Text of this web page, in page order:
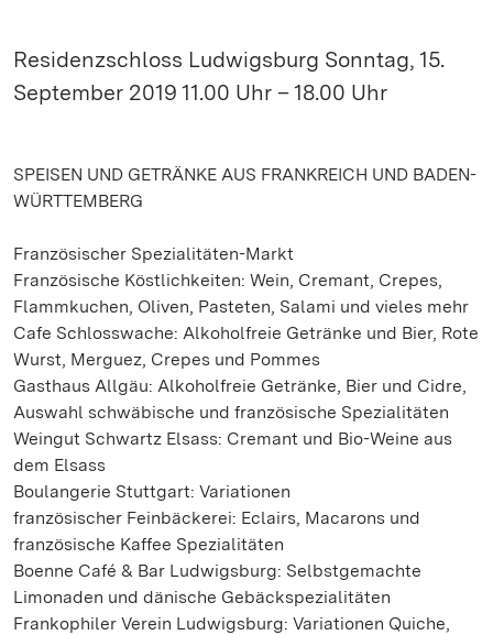
Residenzschloss Ludwigsburg Sonntag, 15.
September 2019 11.00 Uhr – 18.00 Uhr
SPEISEN UND GETRÄNKE AUS FRANKREICH UND BADEN-
WÜRTTEMBERG
Französischer Spezialitäten-Markt
Französische Köstlichkeiten: Wein, Cremant, Crepes,
Flammkuchen, Oliven, Pasteten, Salami und vieles mehr
Cafe Schlosswache: Alkoholfreie Getränke und Bier, Rote
Wurst, Merguez, Crepes und Pommes
Gasthaus Allgäu: Alkoholfreie Getränke, Bier und Cidre,
Auswahl schwäbische und französische Spezialitäten
Weingut Schwartz Elsass: Cremant und Bio-Weine aus
dem Elsass
Boulangerie Stuttgart: Variationen
französischer Feinbäckerei: Eclairs, Macarons und
französische Kaffee Spezialitäten
Boenne Café & Bar Ludwigsburg: Selbstgemachte
Limonaden und dänische Gebäckspezialitäten
Frankophiler Verein Ludwigsburg: Variationen Quiche,